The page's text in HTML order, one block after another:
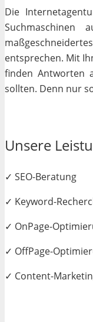
Die
maßgeschneidertes
entsprechen. Mit
finden Antworten
sollten. Denn nur
Unsere
✓ SEO-Beratung
✓ Keyword-
✓ OnPage-
✓ OffPage-
✓ Content-